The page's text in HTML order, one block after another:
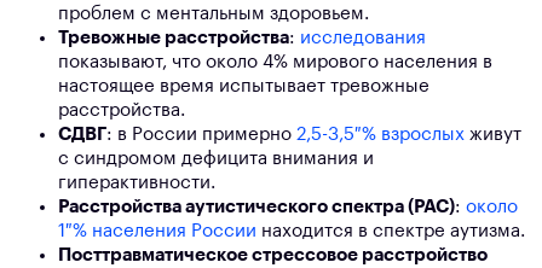
проблем с ментальным здоровьем.
Тревожные расстройства: исследования
показывают, что около 4% мирового населения в
настоящее время испытывает тревожные
расстройства.
СДВГ: в России примерно 2,5-3,5 % взрослых живут
с синдромом дефицита внимания и
гиперактивности.
Расстройства аутистического спектра (РАС): около
1 % населения России находится в спектре аутизма.
Посттравматическое стрессовое расстройство